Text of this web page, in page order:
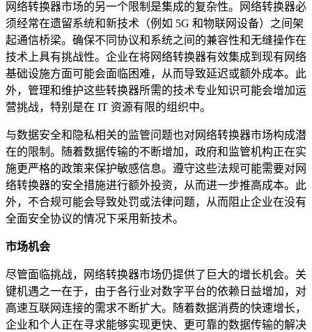
网络转换器市场的另一个限制是集成的复杂性。网络转换器必
须经常在遗留系统和新技术（例如 5G 和物联网设备）之间架
起通信桥梁。确保不同协议和系统之间的兼容性和无缝操作在
技术上具有挑战性。企业在将网络转换器有效集成到现有网络
基础设施方面可能会面临困难，从而导致延迟或额外成本。此
外，管理和维护这些转换器所需的技术专业知识可能会增加运
营挑战，特别是在 IT 资源有限的组织中。
与数据安全和隐私相关的监管问题也对网络转换器市场构成潜
在的限制。随着数据传输的不断增加，政府和监管机构正在实
施更严格的政策来保护敏感信息。遵守这些法规可能需要对网
络转换器的安全措施进行额外投资，从而进一步推高成本。此
外，不合规可能会导致处罚或法律问题，从而阻止企业在没有
全面安全协议的情况下采用新技术。
市场机会
尽管面临挑战，网络转换器市场仍提供了巨大的增长机会。关
键机遇之一在于，由于各行业对数字平台的依赖日益增加，对
高速互联网连接的需求不断扩大。随着数据消费的快速增长，
企业和个人正在寻求能够实现更快、更可靠的数据传输的解决